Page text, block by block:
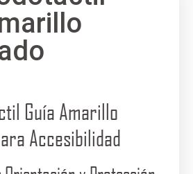
Guía Amarillo
Accesibilidad